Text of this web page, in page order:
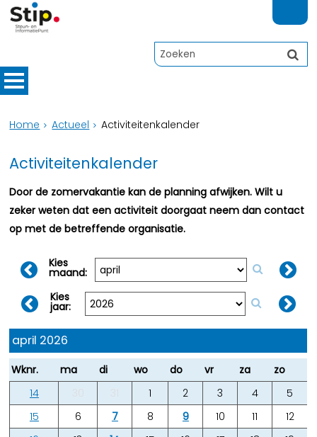
Home Actueel Activiteitenkalender
Activiteitenkalender
Door de zomervakantie kan de planning afwijken. Wilt u
zeker weten dat een activiteit doorgaat neem dan contact
op met de betreffende organisatie.
Kies
maand:
Kies
jaar:
april 2026
Wknr. ma di wo do vr za
zo
14
30 31 1 2 3 4
5
15
6 7 8 9 10 11
12